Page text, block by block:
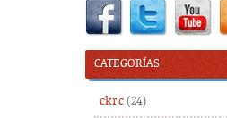
CATEGORÍAS
ckrc(24)